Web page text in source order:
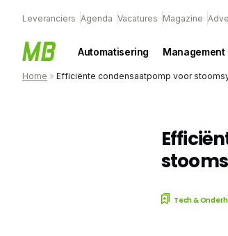
Leveranciers Agenda Vacatures Magazine
Automatisering Management
Home » Efficiënte condensaatpomp voor
Tech &